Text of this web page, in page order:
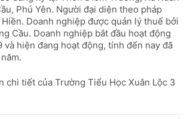
Phú Yên. Người đại diện theo pháp
Doanh nghiệp được quản lý thuế bởi
Cầu. Doanh nghiệp bắt đầu hoạt động
và hiện đang hoạt động, tính đến nay đã
chi tiết của Trường Tiểu Học Xuân Lộc 3